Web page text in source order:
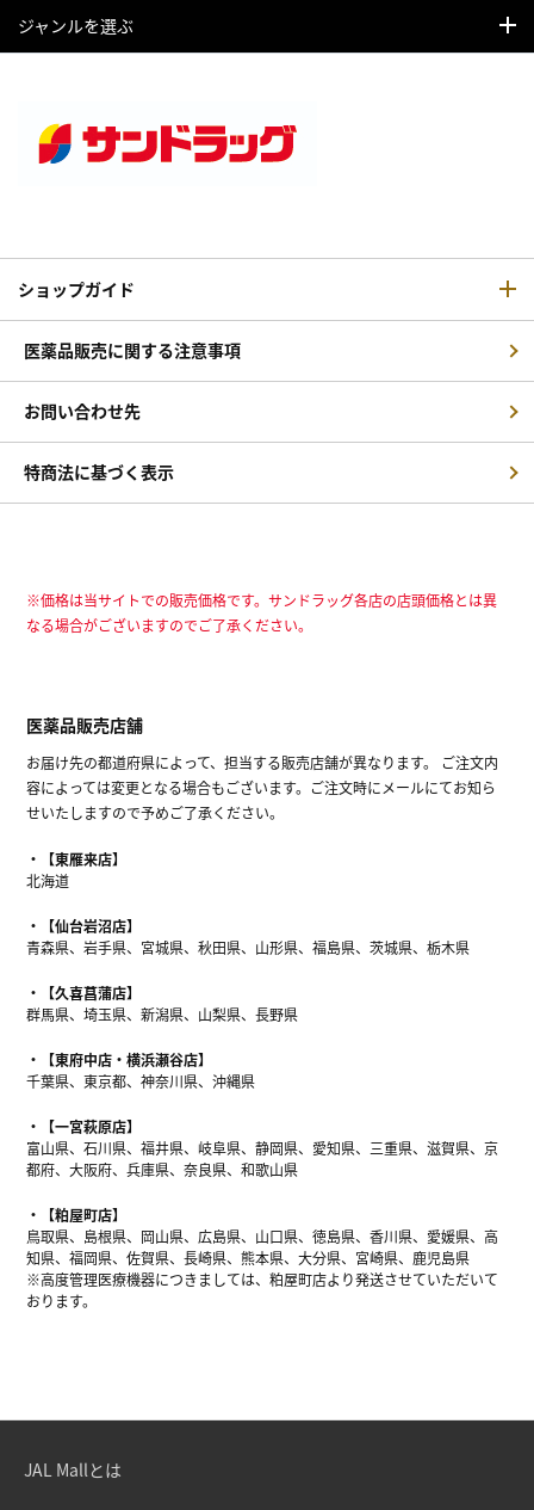
ジャンルを選ぶ
ショップガイド
医薬品販売に関する注意事項
お問い合わせ先
特商法に基づく表示
※価格は当サイトでの販売価格です。サンドラッグ各店の店頭価格とは異
なる場合がございますのでご了承ください。
医薬品販売店舗
お届け先の都道府県によって、担当する販売店舗が異なります。 ご注文内
容によっては変更となる場合もございます。ご注文時にメールにてお知ら
せいたしますので予めご了承ください。
【東雁来店】
北海道
【仙台岩沼店】
青森県、岩手県、宮城県、秋田県、山形県、福島県、茨城県、栃木県
【久喜菖蒲店】
群馬県、埼玉県、新潟県、山梨県、長野県
【東府中店・横浜瀬谷店】
千葉県、東京都、神奈川県、沖縄県
【一宮萩原店】
富山県、石川県、福井県、岐阜県、静岡県、愛知県、三重県、滋賀県、京
都府、大阪府、兵庫県、奈良県、和歌山県
【粕屋町店】
鳥取県、島根県、岡山県、広島県、山口県、徳島県、香川県、愛媛県、高
知県、福岡県、佐賀県、長崎県、熊本県、大分県、宮崎県、鹿児島県
※高度管理医療機器につきましては、粕屋町店より発送させていただいて
おります。
JAL Mallとは